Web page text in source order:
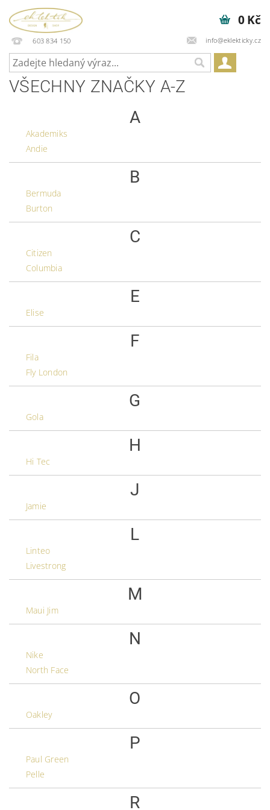
603 834 150 info@eklekticky.cz
0 Kč
VŠECHNY ZNAČKY A-Z
A
Akademiks
Andie
B
Bermuda
Burton
C
Citizen
Columbia
E
Elise
F
Fila
Fly London
G
Gola
H
Hi Tec
J
Jamie
L
Linteo
Livestrong
M
Maui Jim
N
Nike
North Face
O
Oakley
P
Paul Green
Pelle
R